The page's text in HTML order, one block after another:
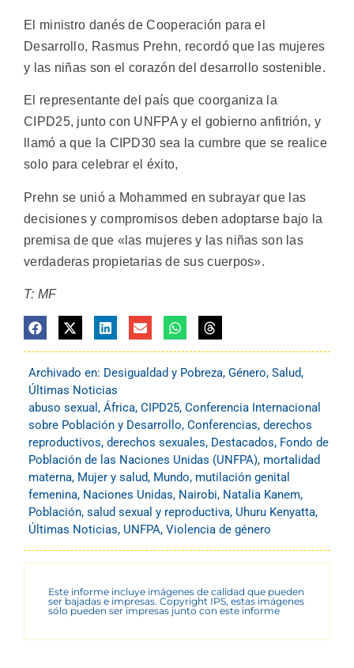
El ministro danés de Cooperación para el
Desarrollo, Rasmus Prehn, recordó que las mujeres
y las niñas son el corazón del desarrollo sostenible.
El representante del país que coorganiza la
CIPD25, junto con UNFPA y el gobierno anfitrión, y
llamó a que la CIPD30 sea la cumbre que se realice
solo para celebrar el éxito,
Prehn se unió a Mohammed en subrayar que las
decisiones y compromisos deben adoptarse bajo la
premisa de que «las mujeres y las niñas son las
verdaderas propietarias de sus cuerpos».
T: MF
Archivado en: Desigualdad y Pobreza, Género, Salud,
Últimas Noticias
abuso sexual , África, CIPD25, Conferencia Internacional
sobre Población y Desarrollo, Conferencias, derechos
reproductivos, derechos sexuales, Destacados, Fondo de
Población de las Naciones Unidas (UNFPA), mortalidad
materna, Mujer y salud, Mundo, mutilación genital
femenina, Naciones Unidas, Nairobi, Natalia Kanem,
Población, salud sexual y reproductiva, Uhuru Kenyatta,
Últimas Noticias, UNFPA, Violencia de género
Este informe incluye imágenes de calidad que pueden
ser bajadas e impresas. Copyright IPS, estas imágenes
sólo pueden ser impresas junto con este informe